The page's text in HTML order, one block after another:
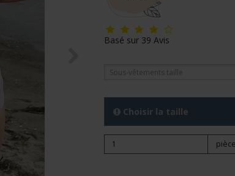
Basé sur 39 Avis
Sous-vêtements taille
Choisir la taille